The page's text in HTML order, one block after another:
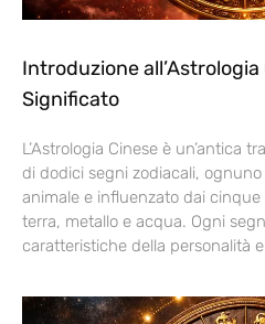
Introduzione all’Astrologia
Significato
L’Astrologia Cinese è un’antica
di dodici segni zodiacali,
animale e influenzato dai
terra, metallo e acqua. Ogni
caratteristiche della personalità